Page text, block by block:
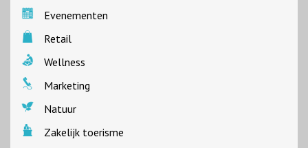
Evenementen
Retail
Wellness
Marketing
Natuur
Zakelijk toerisme